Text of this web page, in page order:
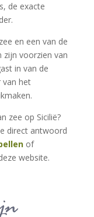
de exacte
en een van de
zijn voorzien van
in van de
van het
zee op Sicilië?
direct antwoord
of
website.